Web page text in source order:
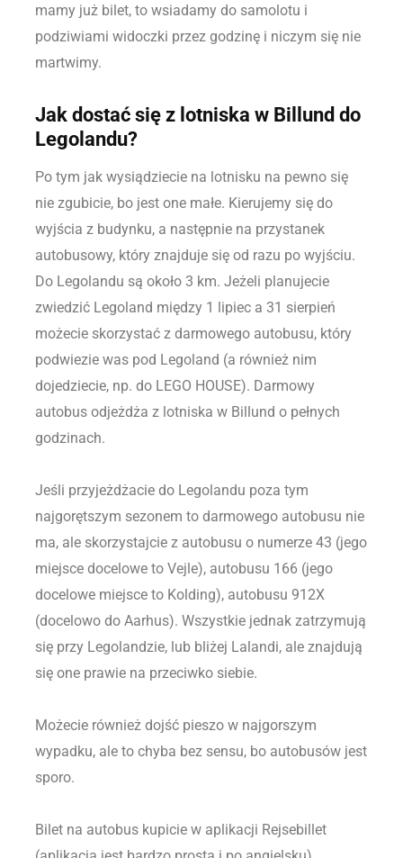
mamy już bilet, to wsiadamy do samolotu i
podziwiami widoczki przez godzinę i niczym się nie
martwimy.
Jak dostać się z lotniska w Billund do
Legolandu?
Po tym jak wysiądziecie na lotnisku na pewno się
nie zgubicie, bo jest one małe. Kierujemy się do
wyjścia z budynku, a następnie na przystanek
autobusowy, który znajduje się od razu po wyjściu.
Do Legolandu są około 3 km. Jeżeli planujecie
zwiedzić Legoland między 1 lipiec a 31 sierpień
możecie skorzystać z darmowego autobusu, który
podwiezie was pod Legoland (a również nim
dojedziecie, np. do LEGO HOUSE). Darmowy
autobus odjeżdża z lotniska w Billund o pełnych
godzinach.
Jeśli przyjeżdżacie do Legolandu poza tym
najgorętszym sezonem to darmowego autobusu nie
ma, ale skorzystajcie z autobusu o numerze 43 (jego
miejsce docelowe to Vejle), autobusu 166 (jego
docelowe miejsce to Kolding), autobusu 912X
(docelowo do Aarhus). Wszystkie jednak zatrzymują
się przy Legolandzie, lub bliżej Lalandi, ale znajdują
się one prawie na przeciwko siebie.
Możecie również dojść pieszo w najgorszym
wypadku, ale to chyba bez sensu, bo autobusów jest
sporo.
Bilet na autobus kupicie w aplikacji Rejsebillet